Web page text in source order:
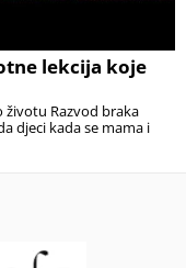
lekcija koje
životu Razvod braka
djeci kada se mama i